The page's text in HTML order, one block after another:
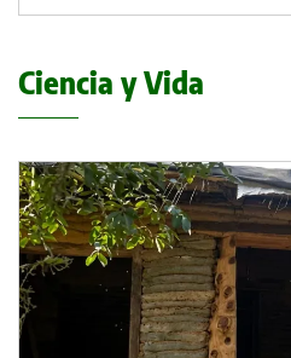
Ciencia y Vida